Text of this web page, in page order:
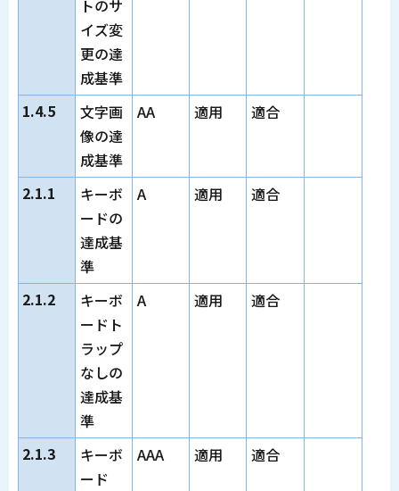
トのサ
イズ変
更の達
成基準
1.4.5
文字画
像の達
成基準
AA 適用 適合
2.1.1
キーボ
ードの
達成基
準
A 適用 適合
2.1.2
キーボ
ードト
ラップ
なしの
達成基
準
A 適用 適合
2.1.3
キーボ
ード
AAA 適用 適合